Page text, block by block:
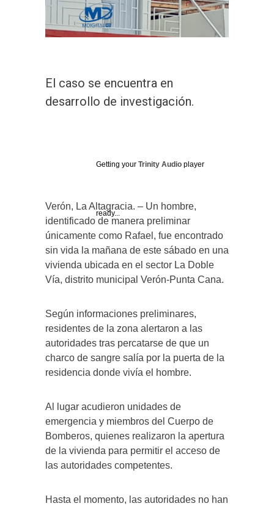
El caso se encuentra en
desarrollo de investigación.
Getting your Trinity Audio player
ready...
Verón, La Altagracia. – Un hombre,
identificado de manera preliminar
únicamente como Rafael, fue encontrado
sin vida la mañana de este sábado en una
vivienda ubicada en el sector La Doble
Vía, distrito municipal Verón-Punta Cana.
Según informaciones preliminares,
residentes de la zona alertaron a las
autoridades tras percatarse de que un
charco de sangre salía por la puerta de la
residencia donde vivía el hombre.
Al lugar acudieron unidades de
emergencia y miembros del Cuerpo de
Bomberos, quienes realizaron la apertura
de la vivienda para permitir el acceso de
las autoridades competentes.
Hasta el momento, las autoridades no han